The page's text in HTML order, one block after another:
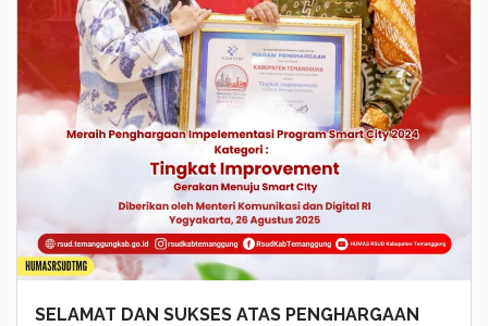
SELAMAT DAN SUKSES ATAS PENGHARGAAN